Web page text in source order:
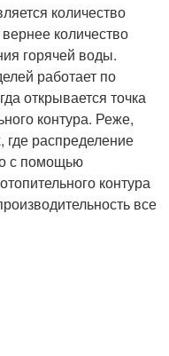
количество
количество
горячей воды.
работает по
открывается точка
контура. Реже,
распределение
с помощью
контура
все